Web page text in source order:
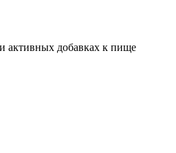
активных добавках к пище